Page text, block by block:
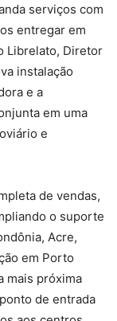
serviços com
entregar em
Librelato, Diretor
instalação
e a
em uma
e
de vendas,
o suporte
Acre,
em Porto
mais próxima
de entrada